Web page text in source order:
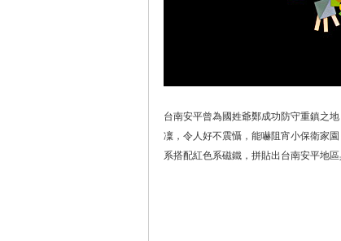
台南安平曾為國姓爺鄭成功防守重鎮之
凜，令人好不震懾，能嚇阻宵小保衛家
系搭配紅色系磁鐵，拼貼出台南安平地區